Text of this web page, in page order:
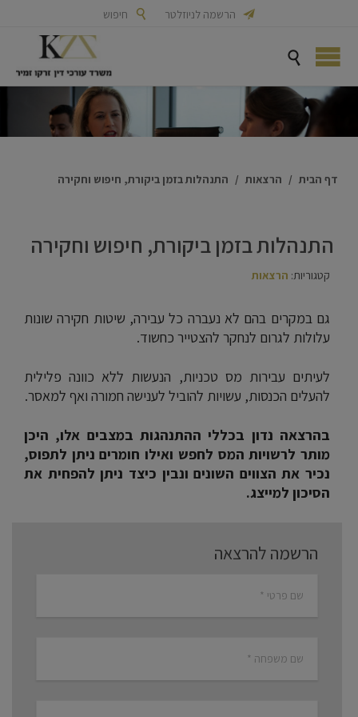
 הרשמה לניוזלטר  חיפוש

דף הבית / הרצאות / התנהלות בזמן ביקורת, חיפוש וחקירה
התנהלות בזמן ביקורת, חיפוש וחקירה
קטגוריות: הרצאות
גם במקרים בהם לא נעברה כל עבירה, שיטות חקירה שונות
עלולות לגרום לנחקר להצטייר כחשוד.
לעיתים עבירות מס טכניות, הנעשות ללא כוונה פלילית
להעלים הכנסות, עשויות להוביל לענישה חמורה ואף למאסר.
בהרצאה נדון בכללי ההתנהגות במצבים אלו, היכן
מותר לרשויות המס לחפש ואילו חומרים ניתן לתפוס,
נכיר את הצווים השונים ונבין כיצד ניתן להפחית את
הסיכון למייצג.
הרשמה להרצאה